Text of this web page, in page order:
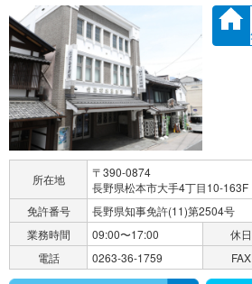
所在地
〒390-0874
長野県松本市大手4丁目10-163F
免許番号
長野県知事免許(11)第2504号
業務時間
09:00〜17:00 休日
電話
0263-36-1759 FAX